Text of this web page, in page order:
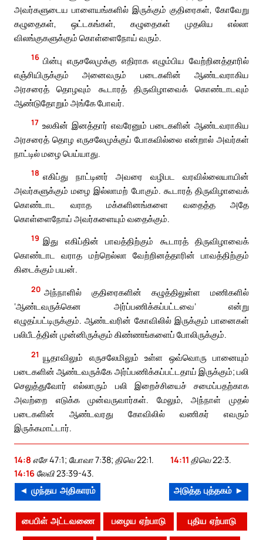
அவர்களுடைய பாளையங்களில் இருக்கும் குதிரைகள், கோவேறு
கழுதைகள், ஒட்டகங்கள், கழுதைகள் முதலிய எல்லா
விலங்குகளுக்கும் கொள்ளைநோய் வரும்.
16 பின்பு எருசலேமுக்கு எதிராக எழும்பிய வேற்றினத்தாரில்
எஞ்சியிருக்கும் அனைவரும் படைகளின் ஆண்டவராகிய
அரசரைத் தொழவும் கூடாரத் திருவிழாவைக் கொண்டாடவும்
ஆண்டுதோறும் அங்கே போவர்.
17 உலகின் இனத்தார் எவரேனும் படைகளின் ஆண்டவராகிய
அரசரைத் தொழ எருசலேமுக்குப் போகவில்லை என்றால் அவர்கள்
நாட்டில் மழை பெய்யாது.
18 எகிப்து நாட்டினர் அவரை வழிபட வரவில்லையாயின்
அவர்களுக்கும் மழை இல்லாமற் போகும். கூடாரத் திருவிழாவைக்
கொண்டாட வராத மக்களினங்களை வதைத்த அதே
கொள்ளைநோய் அவர்களையும் வதைக்கும்.
19 இது எகிப்தின் பாவத்திற்கும் கூடாரத் திருவிழாவைக்
கொண்டாட வராத மற்றெல்லா வேற்றினத்தாரின் பாவத்திற்கும்
கிடைக்கும் பயன்.
20 அந்நாளில் குதிரைகளின் கழுத்திலுள்ள மணிகளில்
‘ஆண்டவருக்கென அர்ப்பணிக்கப்பட்டவை’ என்று
எழுதப்பட்டிருக்கும். ஆண்டவரின் கோவிலில் இருக்கும் பானைகள்
பலிபீடத்தின் முன்னிருக்கும் கிண்ணங்களைப் போலிருக்கும்.
21 யூதாவிலும் எருசலேமிலும் உள்ள ஒவ்வொரு பானையும்
படைகளின் ஆண்டவருக்கே அர்ப்பணிக்கப்பட்டதாய் இருக்கும்; பலி
செலுத்துவோர் எல்லாரும் பலி இறைச்சியைச் சமைப்பதற்காக
அவற்றை எடுக்க முன்வருவார்கள். மேலும், அந்நாள் முதல்
படைகளின் ஆண்டவரது கோவிலில் வணிகர் எவரும்
இருக்கமாட்டார்.
14:8 எசே 47:1; யோவா 7:38; திவெ 22:1. 14:11 திவெ 22:3.
14:16 லேவி 23:39-43.
◄ முந்தய அதிகாரம் அடுத்த புத்தகம் ►
பைபிள் அட்டவணை பழைய ஏற்பாடு புதிய ஏற்பாடு